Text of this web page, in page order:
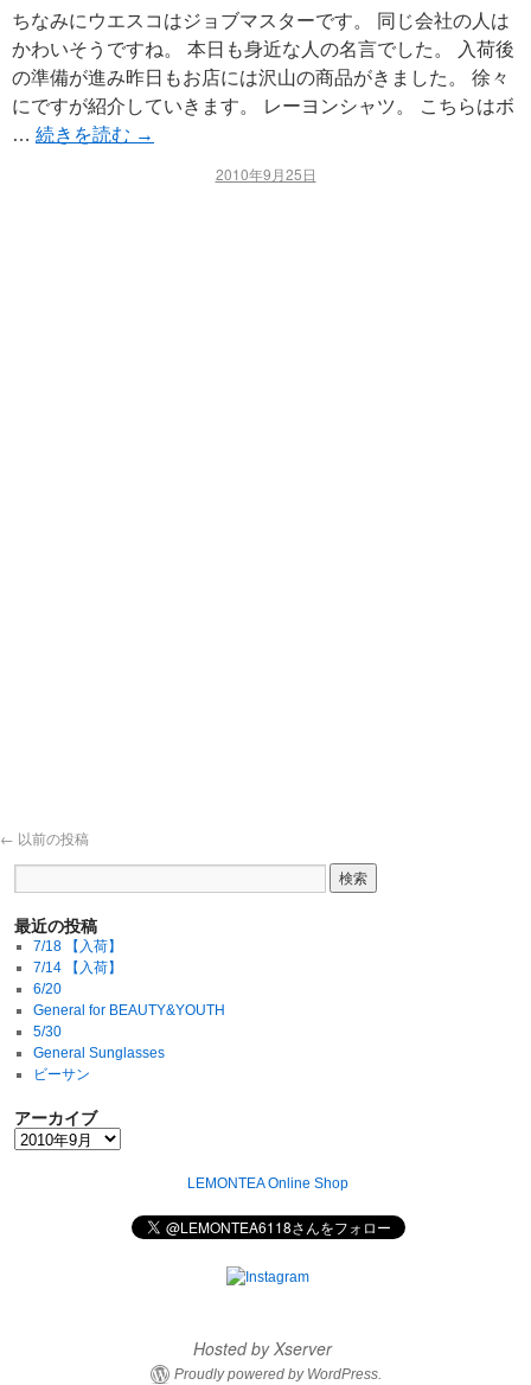
ちなみにウエスコはジョブマスターです。 同じ会社の人は
かわいそうですね。 本日も身近な人の名言でした。 入荷後
の準備が進み昨日もお店には沢山の商品がきました。 徐々
にですが紹介していきます。 レーヨンシャツ。 こちらはボ
… 続きを読む →
2010年9月25日
← 以前の投稿
最近の投稿
7/18 【入荷】
7/14 【入荷】
6/20
General for BEAUTY&YOUTH
5/30
General Sunglasses
ビーサン
アーカイブ
LEMONTEA Online Shop
Hosted by Xserver
Proudly powered by WordPress.